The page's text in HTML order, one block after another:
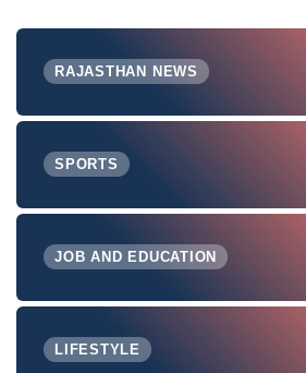
RAJASTHAN NEWS
SPORTS
JOB AND EDUCATION
LIFESTYLE